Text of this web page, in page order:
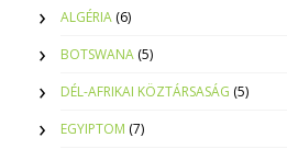
ALGÉRIA (6)
BOTSWANA (5)
DÉL-AFRIKAI KÖZTÁRSASÁG (5)
EGYIPTOM (7)